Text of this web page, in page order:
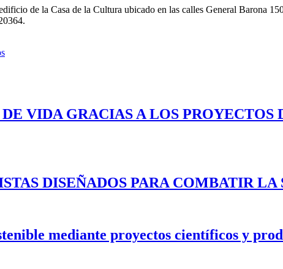
de la Casa de la Cultura ubicado en las calles General Barona
VIDA GRACIAS A LOS PROYECTOS
DISEÑADOS PARA COMBATIR LA
mediante proyectos científicos y